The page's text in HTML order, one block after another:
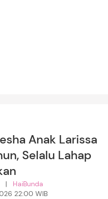
Anak Larissa
Selalu Lahap
| HaiBunda
22:00 WIB